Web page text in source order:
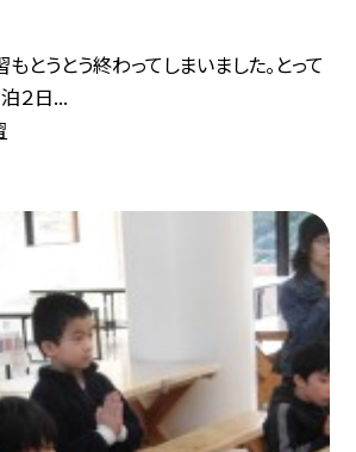
とうとう終わってしまいました。とって
２日...